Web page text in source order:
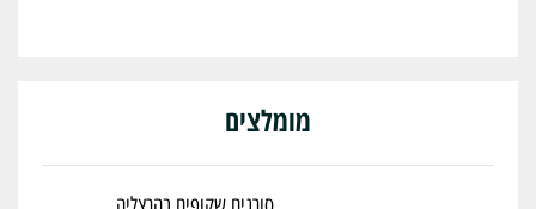
מומלצים